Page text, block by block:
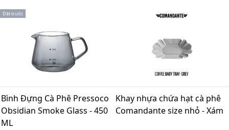
Đặt trước
Bình Đựng Cà Phê Pressoco
Obsidian Smoke Glass - 450
ML
Khay nhựa chứa hạt cà phê
Comandante size nhỏ - Xám